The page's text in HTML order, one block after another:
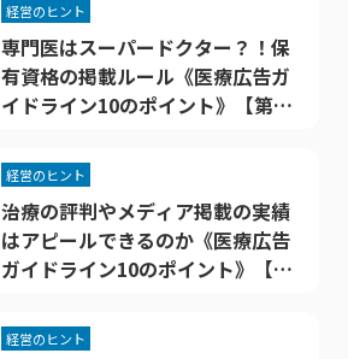
専門医はスーパードクター？！保
有資格の掲載ルール《医療広告ガ
イドライン10のポイント》【第8
経営のヒント
治療の評判やメディア掲載の実績
はアピールできるのか《医療広告
ガイドライン10のポイント》【第
経営のヒント
経営のヒント